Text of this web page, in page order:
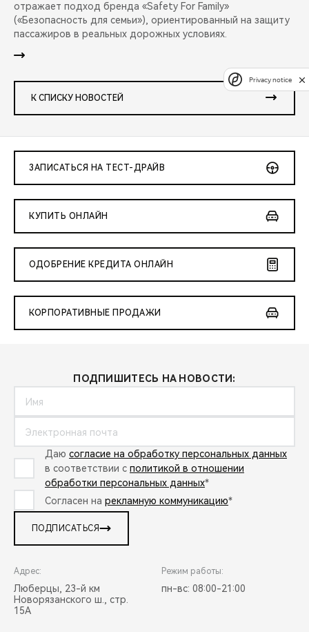
отражает подход бренда «Safety For Family»
(«Безопасность для семьи»), ориентированный на защиту
пассажиров в реальных дорожных условиях.
К СПИСКУ НОВОСТЕЙ
ЗАПИСАТЬСЯ НА ТЕСТ-ДРАЙВ
КУПИТЬ ОНЛАЙН
ОДОБРЕНИЕ КРЕДИТА ОНЛАЙН
КОРПОРАТИВНЫЕ ПРОДАЖИ
ПОДПИШИТЕСЬ НА НОВОСТИ:
Даю согласие на обработку персональных данных
в соответствии с политикой в отношении
обработки персональных данных*
Согласен на рекламную коммуникацию*
ПОДПИСАТЬСЯ
Адрес:
Люберцы, 23-й км
Новорязанского ш., стр.
15А
Режим работы:
пн-вс: 08:00-21:00
Privacy notice